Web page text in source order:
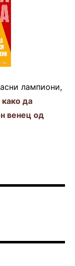
лампиони,
како да
венец од